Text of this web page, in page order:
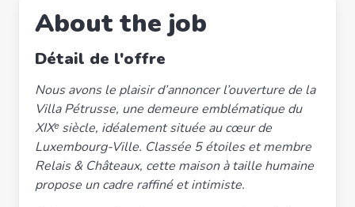
About the job
Détail de l'offre
Nous avons le plaisir d’annoncer l’ouverture de la
Villa Pétrusse, une demeure emblématique du
XIXᵉ siècle, idéalement située au cœur de
Luxembourg-Ville. Classée 5 étoiles et membre
Relais & Châteaux, cette maison à taille humaine
propose un cadre raffiné et intimiste.